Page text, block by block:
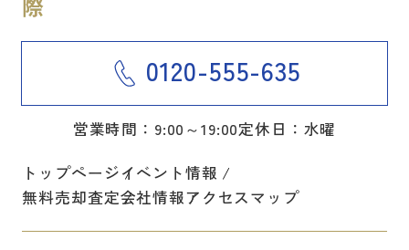
0120-555-635
営業時間：9:00～19:00定休日：水曜
トップページイベント情報
無料売却査定会社情報アクセスマップ